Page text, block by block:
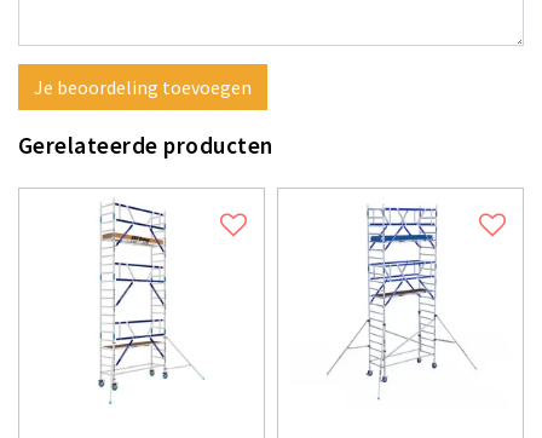
Je beoordeling toevoegen
Gerelateerde producten